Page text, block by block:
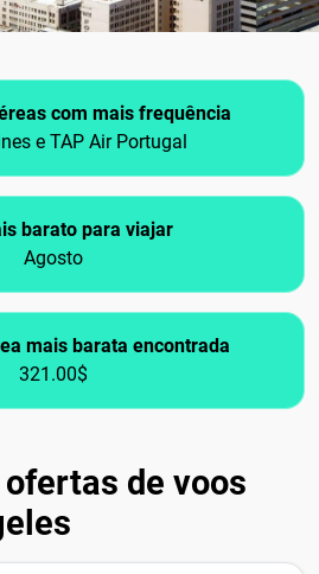
com mais frequência
e TAP Air Portugal
barato para viajar
Agosto
mais barata encontrada
321.00$
de voos